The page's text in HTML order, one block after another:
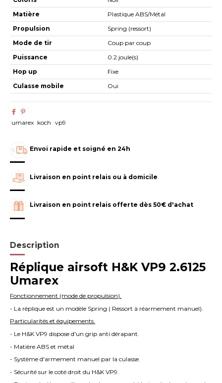
Matière
Plastique ABS/Métal
Propulsion
Spring (ressort)
Mode de tir
Coup par coup
Puissance
0.2 joule(s)
Hop up
Fixe
Culasse mobile
Oui
umarex koch vp9
Envoi rapide et soigné en 24h
Livraison en point relais ou à domicile
Livraison en point relais offerte dès 50€ d'achat
Description
Réplique airsoft H&K VP9 2.6125
Umarex
Fonctionnement (mode de propulsion).
- La réplique est un modèle Spring ( Ressort à réarmement manuel).
Particularités et équipements.
- Le H&K VP9 dispose d'un grip anti dérapant.
- Matière ABS et métal
- Système d'armement manuel par la culasse.
- Sécurité sur le coté droit du H&K VP9.